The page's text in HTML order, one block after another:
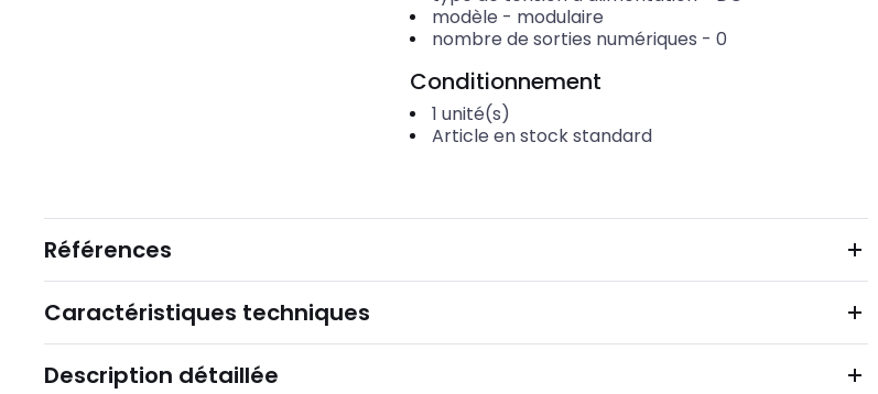
modèle - modulaire
nombre de sorties numériques - 0
Conditionnement
1 unité(s)
Article en stock standard
Références
Caractéristiques techniques
Description détaillée